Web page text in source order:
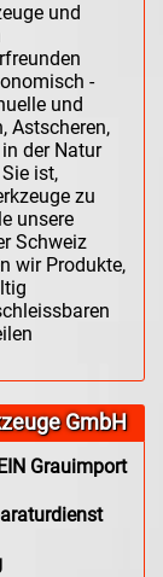
und
-
und
Astscheren,
der Natur
ist,
zu
unsere
Schweiz
wir Produkte,
GmbH
Grauimport